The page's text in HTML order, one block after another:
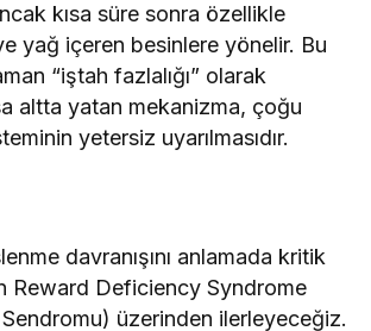
kısa süre sonra özellikle
yağ içeren besinlere yönelir. Bu
“iştah fazlalığı” olarak
altta yatan mekanizma, çoğu
yetersiz uyarılmasıdır.
davranışını anlamada kritik
Reward Deficiency Syndrome
üzerinden ilerleyeceğiz.